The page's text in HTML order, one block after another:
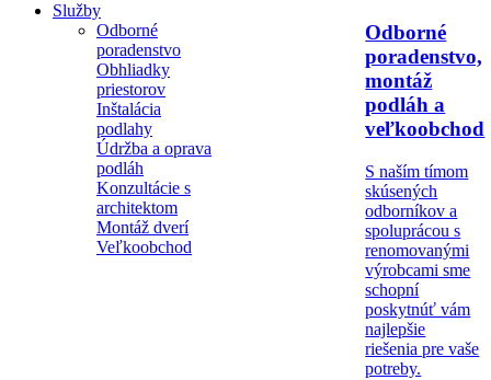
Služby
Odborné
poradenstvo
Obhliadky
priestorov
Inštalácia
podlahy
Údržba a oprava
podláh
Konzultácie s
architektom
Montáž dverí
Veľkoobchod
Odborné
poradenstvo,
montáž
podláh a
veľkoobchod
S naším tímom
skúsených
odborníkov a
spoluprácou s
renomovanými
výrobcami sme
schopní
poskytnúť vám
najlepšie
riešenia pre vaše
potreby.